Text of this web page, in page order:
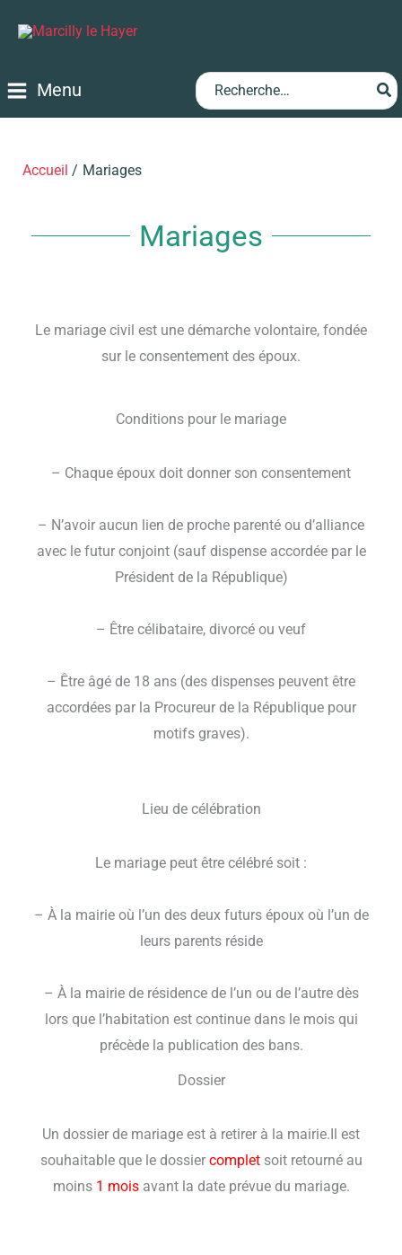
Menu Rechercher:
Accueil Mariages
Mariages
Le mariage civil est une démarche volontaire, fondée
sur le consentement des époux.
Conditions pour le mariage
– Chaque époux doit donner son consentement
– N’avoir aucun lien de proche parenté ou d’alliance
avec le futur conjoint (sauf dispense accordée par le
Président de la République)
– Être célibataire, divorcé ou veuf
– Être âgé de 18 ans (des dispenses peuvent être
accordées par la Procureur de la République pour
motifs graves).
Lieu de célébration
Le mariage peut être célébré soit :
– À la mairie où l’un des deux futurs époux où l’un de
leurs parents réside
– À la mairie de résidence de l’un ou de l’autre dès
lors que l’habitation est continue dans le mois qui
précède la publication des bans.
Dossier
Un dossier de mariage est à retirer à la mairie.Il est
souhaitable que le dossier completsoit retourné au
moins 1 moisavant la date prévue du mariage.